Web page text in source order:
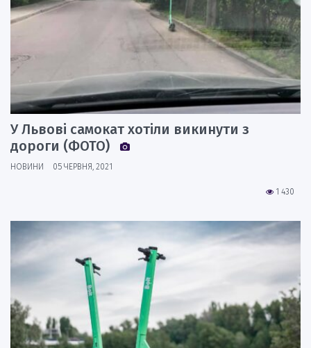
У Львові самокат хотіли викинути з
дороги (ФОТО)
НОВИНИ 05 ЧЕРВНЯ, 2021
1 430